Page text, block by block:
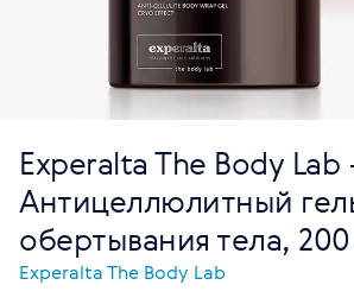
Experalta The Body Lab
Антицеллюлитный
обертывания тела,
Experalta The Body Lab